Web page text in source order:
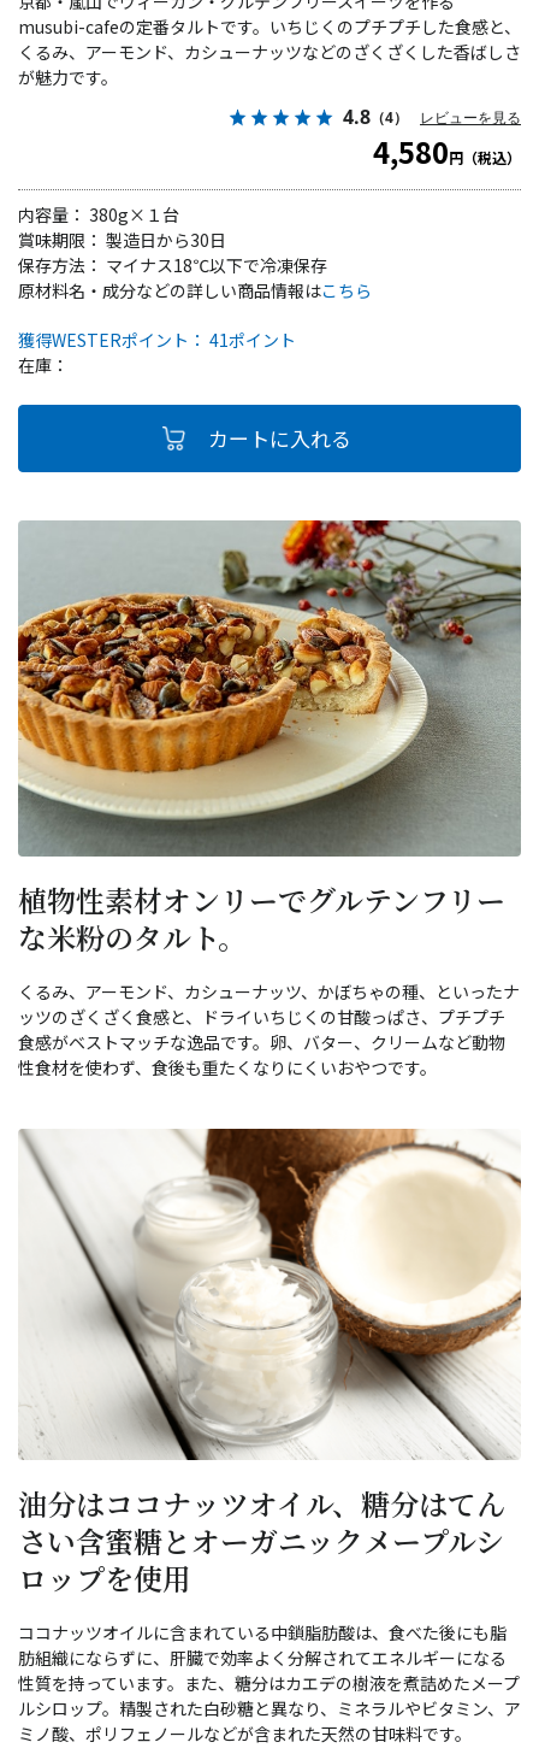
musubi-cafeの定番タルトです。いちじくのプチプチした食感と、
くるみ、アーモンド、カシューナッツなどのざくざくした香ばしさ
が魅力です。
4.8 （4） レビューを見る
4,580円（税込）
内容量： 380g×１台
賞味期限： 製造日から30日
保存方法： マイナス18℃以下で冷凍保存
獲得WESTERポイント： 41ポイント
在庫：
原材料名・成分などの詳しい商品情報はこちら
植物性素材オンリーでグルテンフリー
な米粉のタルト。
くるみ、アーモンド、カシューナッツ、かぼちゃの種、といったナ
ッツのざくざく食感と、ドライいちじくの甘酸っぱさ、プチプチ
食感がベストマッチな逸品です。卵、バター、クリームなど動物
性食材を使わず、食後も重たくなりにくいおやつです。
油分はココナッツオイル、糖分はてん
さい含蜜糖とオーガニックメープルシ
ロップを使用
ココナッツオイルに含まれている中鎖脂肪酸は、食べた後にも脂
肪組織にならずに、肝臓で効率よく分解されてエネルギーになる
性質を持っています。また、糖分はカエデの樹液を煮詰めたメープ
ルシロップ。精製された白砂糖と異なり、ミネラルやビタミン、ア
ミノ酸、ポリフェノールなどが含まれた天然の甘味料です。